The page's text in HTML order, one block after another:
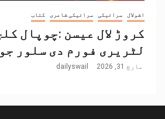
اشولال سرائیکی سرائیکی شاعری کتاب
کروڑ لال عیسن :چوپال
لٹریری فورم دی سلور
مارچ 31, 2026 dailyswail